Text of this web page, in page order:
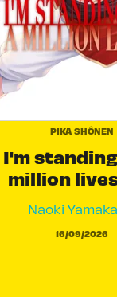
PIKA SHÔNEN
I'm
million
Naoki
16/09/2026